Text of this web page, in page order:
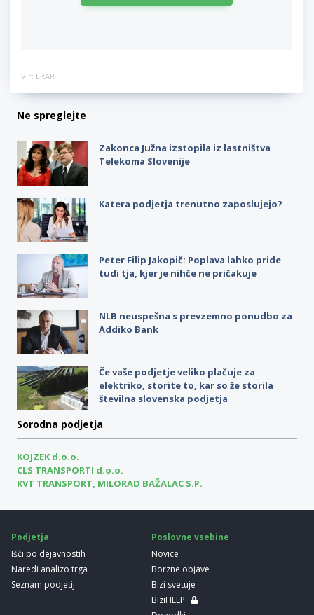
Vir: ERAR
Ne spreglejte
Zakonca Južna izstopila iz lastništva
Telekoma Slovenije
Katera podjetja trenutno zaposlujejo?
Peter Filip Jakopič: Poplava lahko pride
tudi tja, kjer je nihče ne pričakuje
NLB neuspešna s prevzemno ponudbo za
Addiko Bank
Če vaše podjetje veliko plačuje za
elektriko, storite to, kar so že storila
številna slovenska podjetja
Sorodna podjetja
KOJZEK d.o.o.
CLS TRANSPORTI d.o.o.
KVT TRANSPORT, MILORAD BAŽALAC S.P.
Podjetja
Išči po dejavnostih
Naredi analizo trga
Seznam podjetij
Poslovne vsebine
Novice
Borzne objave
Bizi svetuje
BiziHELP